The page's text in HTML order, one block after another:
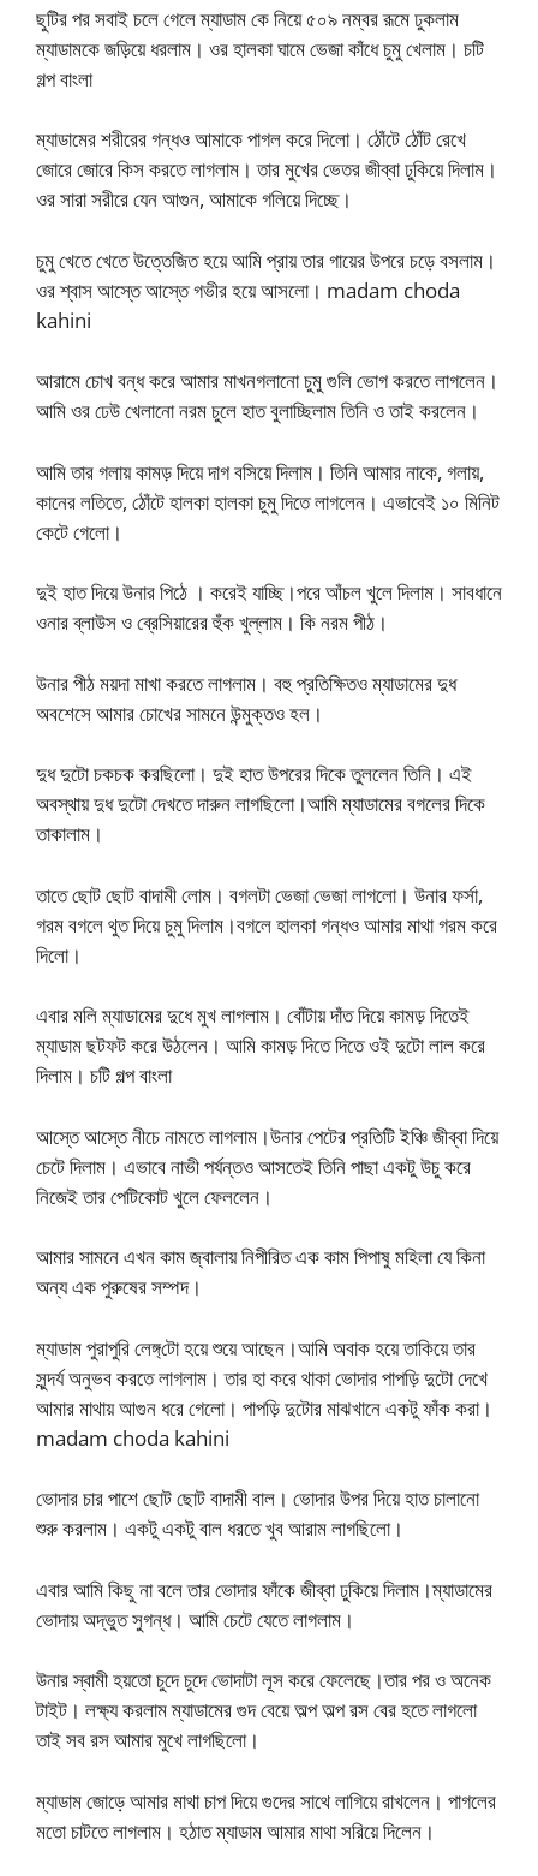
ছুটির পর সবাই চলে গেলে ম্যাডাম কে নিয়ে ৫০৯ নম্বর রূমে ঢুকলাম
ম্যাডামকে জড়িয়ে ধরলাম। ওর হালকা ঘামে ভেজা কাঁধে চুমু খেলাম। চটি
গল্প বাংলা
ম্যাডামের শরীরের গন্ধও আমাকে পাগল করে দিলো। ঠোঁটে ঠোঁট রেখে
জোরে জোরে কিস করতে লাগলাম। তার মুখের ভেতর জীব্বা ঢুকিয়ে দিলাম।
ওর সারা সরীরে যেন আগুন, আমাকে গলিয়ে দিচ্ছে।
চুমু খেতে খেতে উত্তেজিত হয়ে আমি প্রায় তার গায়ের উপরে চড়ে বসলাম।
ওর শ্বাস আস্তে আস্তে গভীর হয়ে আসলো। madam choda
kahini
আরামে চোখ বন্ধ করে আমার মাখনগলানো চুমু গুলি ভোগ করতে লাগলেন।
আমি ওর ঢেউ খেলানো নরম চুলে হাত বুলাচ্ছিলাম তিনি ও তাই করলেন।
আমি তার গলায় কামড় দিয়ে দাগ বসিয়ে দিলাম। তিনি আমার নাকে, গলায়,
কানের লতিতে, ঠোঁটে হালকা হালকা চুমু দিতে লাগলেন। এভাবেই ১০ মিনিট
কেটে গেলো।
দুই হাত দিয়ে উনার পিঠে । করেই যাচ্ছি।পরে আঁচল খুলে দিলাম। সাবধানে
ওনার ব্লাউস ও ব্রেসিয়ারের হুঁক খুল্লাম। কি নরম পীঠ।
উনার পীঠ ময়দা মাখা করতে লাগলাম। বহু প্রতিক্ষিতও ম্যাডামের দুধ
অবশেসে আমার চোখের সামনে উন্মুক্তও হল।
দুধ দুটো চকচক করছিলো। দুই হাত উপরের দিকে তুললেন তিনি। এই
অবস্থায় দুধ দুটো দেখতে দারুন লাগছিলো।আমি ম্যাডামের বগলের দিকে
তাকালাম।
তাতে ছোট ছোট বাদামী লোম। বগলটা ভেজা ভেজা লাগলো। উনার ফর্সা,
গরম বগলে থুত দিয়ে চুমু দিলাম।বগলে হালকা গন্ধও আমার মাথা গরম করে
দিলো।
এবার মলি ম্যাডামের দুধে মুখ লাগলাম। বোঁটায় দাঁত দিয়ে কামড় দিতেই
ম্যাডাম ছটফট করে উঠলেন। আমি কামড় দিতে দিতে ওই দুটো লাল করে
দিলাম। চটি গল্প বাংলা
আস্তে আস্তে নীচে নামতে লাগলাম।উনার পেটের প্রতিটি ইঞ্চি জীব্বা দিয়ে
চেটে দিলাম। এভাবে নাভী পর্যন্তও আসতেই তিনি পাছা একটু উচু করে
নিজেই তার পেটিকোট খুলে ফেললেন।
আমার সামনে এখন কাম জ্বালায় নিপীরিত এক কাম পিপাষু মহিলা যে কিনা
অন্য এক পুরুষের সম্পদ।
ম্যাডাম পুরাপুরি লেঙ্গ্‌টো হয়ে শুয়ে আছেন।আমি অবাক হয়ে তাকিয়ে তার
সুন্দর্য অনুভব করতে লাগলাম। তার হা করে থাকা ভোদার পাপড়ি দুটো দেখে
আমার মাথায় আগুন ধরে গেলো। পাপড়ি দুটোর মাঝখানে একটু ফাঁক করা।
madam choda kahini
ভোদার চার পাশে ছোট ছোট বাদামী বাল। ভোদার উপর দিয়ে হাত চালানো
শুরু করলাম। একটু একটু বাল ধরতে খুব আরাম লাগছিলো।
এবার আমি কিছু না বলে তার ভোদার ফাঁকে জীব্বা ঢুকিয়ে দিলাম।ম্যাডামের
ভোদায় অদ্ভুত সুগন্ধ। আমি চেটে যেতে লাগলাম।
উনার স্বামী হয়তো চুদে চুদে ভোদাটা লূস করে ফেলেছে।তার পর ও অনেক
টাইট। লক্ষ্য করলাম ম্যাডামের গুদ বেয়ে অল্প অল্প রস বের হতে লাগলো
তাই সব রস আমার মুখে লাগছিলো।
ম্যাডাম জোড়ে আমার মাথা চাপ দিয়ে গুদের সাথে লাগিয়ে রাখলেন। পাগলের
মতো চাটতে লাগলাম। হঠাত ম্যাডাম আমার মাথা সরিয়ে দিলেন।